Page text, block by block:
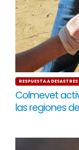
RESPUESTA A DESASTRES
Colmevet
las regiones